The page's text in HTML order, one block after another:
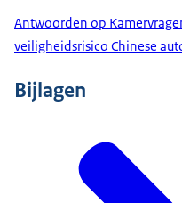
Antwoorden op
veiligheidsrisico Chinese
Bijlagen